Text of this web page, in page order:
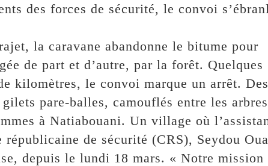
des forces de sécurité, le convoi
la caravane abandonne le bitume pour
de part et d’autre, par la forêt. Quelques
kilomètres, le convoi marque un arrêt. Des
pare-balles, camouflés entre les
à Natiabouani. Un village où
de sécurité (CRS), Seydou
depuis le lundi 18 mars. « Notre mission